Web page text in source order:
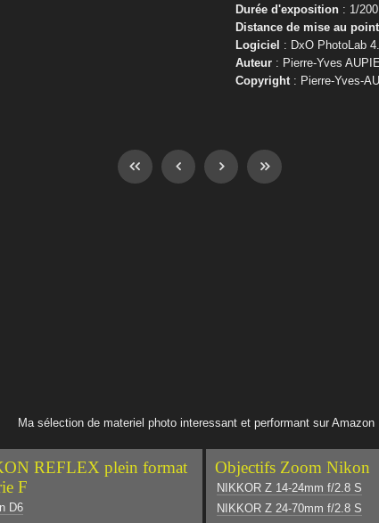
Durée d'exposition : 1/
Distance de mise au point
Logiciel : DxO PhotoLab
Auteur : Pierre-Yves
Copyright : Pierre-Yves-
Ma sélection de materiel photo interessant et performant sur Amazon
REFLEX plein format
F
D6
Objectifs Zoom Nikon
NIKKOR Z 14-24mm f/2.8 S
NIKKOR Z 24-70mm f/2.8 S